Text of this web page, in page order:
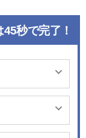
秒で完了！